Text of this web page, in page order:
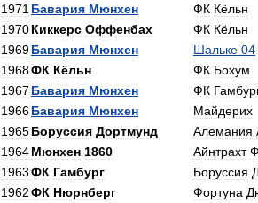
1971 Бавария Мюнхен ФК Кёльн
1970Киккерс Оффенбах ФК Кёльн
1969Бавария Мюнхен Шальке 04
1968ФК Кёльн ФК Бохум
1967 Бавария Мюнхен ФК
1966Бавария Мюнхен Майдерих
1965Боруссия Дортмунд Алемания
1964Мюнхен 1860 Айнтрахт
1963ФК Гамбург Боруссия
1962ФК Нюрнберг Фортуна